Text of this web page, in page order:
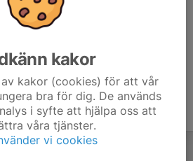
kakor
kakor (cookies) för att vår
bra för dig. De används
i syfte att hjälpa oss att
våra tjänster.
vi cookies